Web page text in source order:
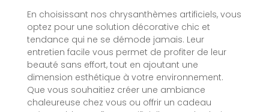
En choisissant nos chrysanthèmes artificiels, vous
optez pour une solution décorative chic et
tendance qui ne se démode jamais. Leur
entretien facile vous permet de profiter de leur
beauté sans effort, tout en ajoutant une
dimension esthétique à votre environnement.
Que vous souhaitiez créer une ambiance
chaleureuse chez vous ou offrir un cadeau